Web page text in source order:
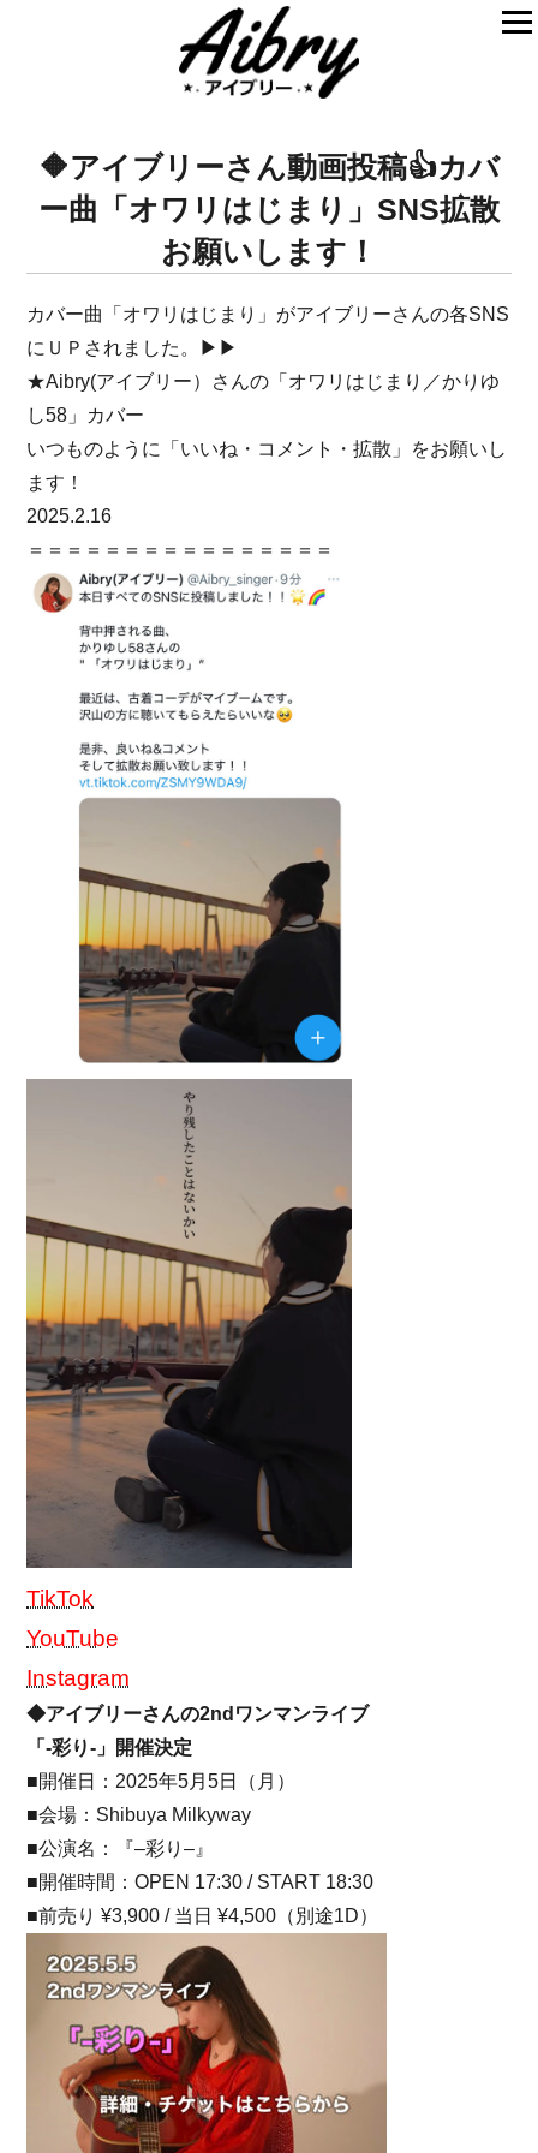
🔶アイブリーさん動画投稿👍カバ
ー曲「オワリはじまり」SNS拡散
お願いします！
カバー曲「オワリはじまり」がアイブリーさんの各SNS
にＵＰされました。▶▶
★Aibry(アイブリー）さんの「オワリはじまり／かりゆ
し58」カバー
いつものように「いいね・コメント・拡散」をお願いし
ます！
2025.2.16
＝＝＝＝＝＝＝＝＝＝＝＝＝＝＝＝
TikTok
YouTube
Instagram
◆アイブリーさんの2ndワンマンライブ
「-彩り-」開催決定
■開催日：2025年5月5日（月）
■会場：Shibuya Milkyway
■公演名：『–彩り– 』
■開催時間：OPEN 17:30 / START 18:30
■前売り ¥3,900 / 当日 ¥4,500（別途1D）